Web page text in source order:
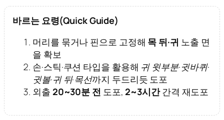
바르는 요령(Quick Guide)
머리를 묶거나 핀으로 고정해 목 뒤·귀 노출 면
을 확보
손·스틱·쿠션 타입을 활용해 귀 윗부분·귓바퀴·
귓볼·귀 뒤·목선까지 두드리듯 도포
외출 20~30분 전 도포, 2~3시간간격 재도포